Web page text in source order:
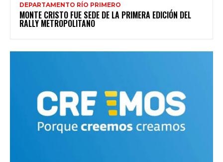
DEPARTAMENTO RÍO PRIMERO
MONTE CRISTO FUE SEDE DE LA PRIMERA EDICIÓN DEL
RALLY METROPOLITANO